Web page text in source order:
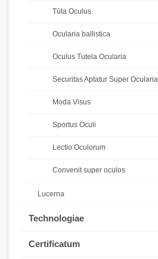
Tūta Oculus
Ocularia ballistica
Oculus Tutela Ocularia
Securitas Aptatur Super Ocularia
Moda Visus
Sportus Oculi
Lectio Oculorum
Convenit super oculos
Lucerna
Technologiae
Certificatum